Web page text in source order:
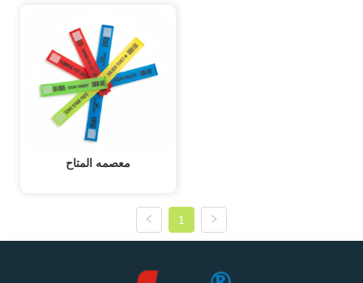
معصمه المتاح
1